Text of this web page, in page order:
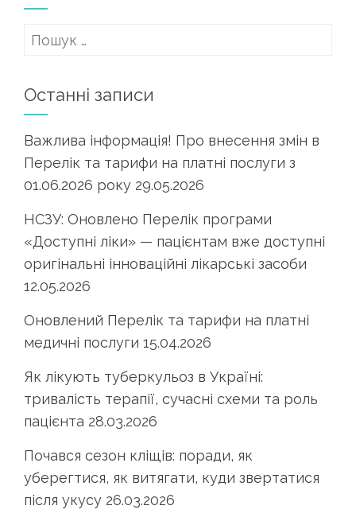
Пошук:
Останні записи
Важлива інформація! Про внесення змін в
Перелік та тарифи на платні послуги з
01.06.2026 року 29.05.2026
НСЗУ: Оновлено Перелік програми
«Доступні ліки» — пацієнтам вже доступні
оригінальні інноваційні лікарські засоби
12.05.2026
Оновлений Перелік та тарифи на платні
медичні послуги 15.04.2026
Як лікують туберкульоз в Україні:
тривалість терапії, сучасні схеми та роль
пацієнта 28.03.2026
Почався сезон кліщів: поради, як
уберегтися, як витягати, куди звертатися
після укусу 26.03.2026